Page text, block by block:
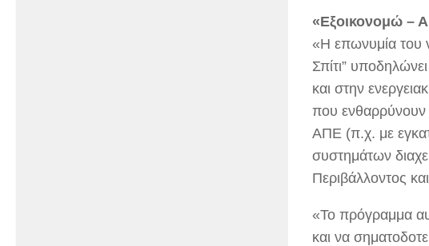
«Εξοικονομώ –
«Η επωνυμία του
Σπίτι”
και στην
που ενθαρρύνουν
ΑΠΕ (π.χ. με
συστημάτων
Περιβάλλοντος
«Το πρόγραμμα
και να